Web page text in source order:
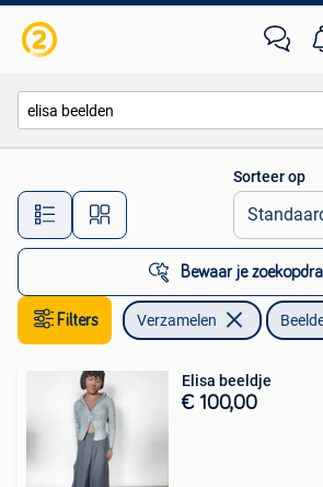
Alle afstanden…
Sorteer op
Bewaar je
Filters Verzamelen
Elisa beeldje
€ 100,00